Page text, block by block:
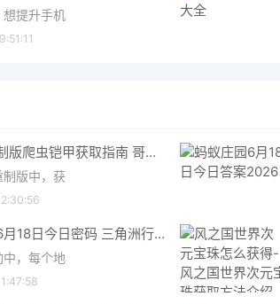
提升手机
哥特王朝重制版爬虫铠甲获取指南 哥特王朝重制版爬虫铠甲获取方法
版中，获
三角洲行动6月18日今日密码 三角洲行动2026年6月18今日摩斯密码分享
，每个地